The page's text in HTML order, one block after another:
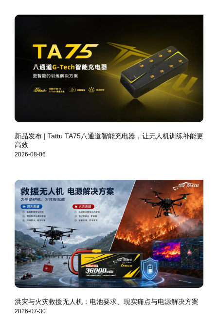
新品发布 | Tattu TA75八通道智能充电器，让无人机训练补能更
高效
2026-08-06
洪灾与火灾救援无人机：电池要求、现实痛点与电源解决方案
2026-07-30